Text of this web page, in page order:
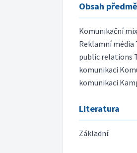
Obsah
Komunikační
Reklamní média
public relations
komunikaci
komunikaci
Literatura
Základní: